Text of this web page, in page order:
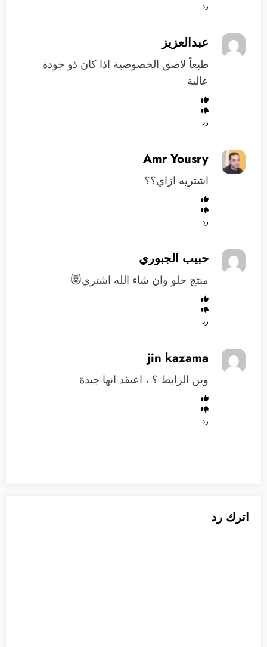
رد
عبدالعزيز
طبعاً لاصق الخصوصية اذا كان ذو جودة
عالية
رد
Amr Yousry
اشتريه ازاي؟؟
رد
حبيب الجبوري
منتج حلو وان شاء الله اشتري😻
رد
jin kazama
وين الرابط ؟ ، اعتقد انها جيدة
رد
اترك رد